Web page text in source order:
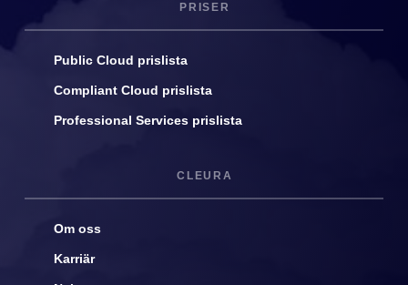
PRISER
Public Cloud prislista
Compliant Cloud prislista
Professional Services prislista
CLEURA
Om oss
Karriär